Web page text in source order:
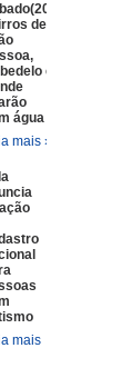
de
e
água
mais »
mais